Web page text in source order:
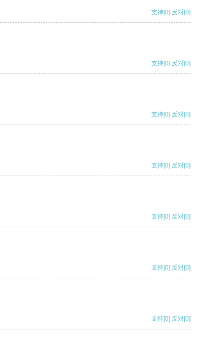
支持[0] 反对[0]
支持[0] 反对[0]
支持[0] 反对[0]
支持[0] 反对[0]
支持[0] 反对[0]
支持[0] 反对[0]
支持[0] 反对[0]